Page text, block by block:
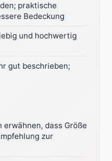
praktische
Bedeckung
und hochwertig
gut beschrieben;
dass Größe
zur